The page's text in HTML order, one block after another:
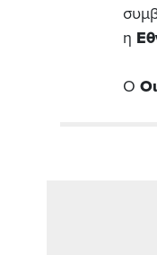
η
Ο